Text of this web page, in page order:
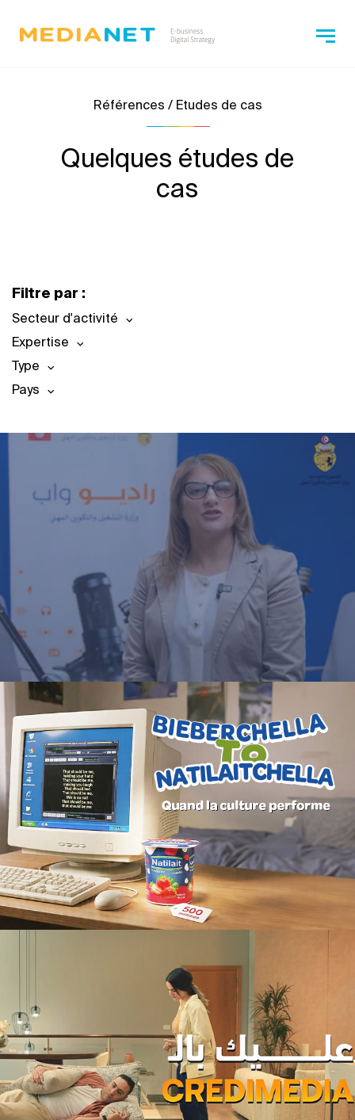
Références / Etudes de cas
Quelques études de
cas
Filtre par :
Secteur d'activité
Expertise
Type
Pays